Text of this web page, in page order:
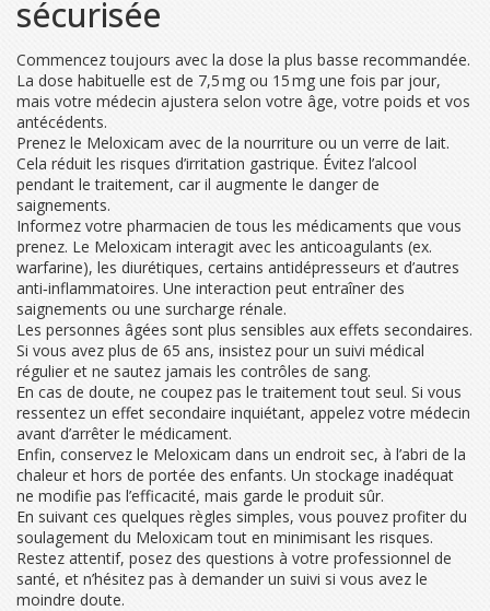
sécurisée
Commencez toujours avec la dose la plus basse recommandée.
La dose habituelle est de 7,5 mg ou 15 mg une fois par jour,
mais votre médecin ajustera selon votre âge, votre poids et vos
antécédents.
Prenez le Meloxicam avec de la nourriture ou un verre de lait.
Cela réduit les risques d’irritation gastrique. Évitez l’alcool
pendant le traitement, car il augmente le danger de
saignements.
Informez votre pharmacien de tous les médicaments que vous
prenez. Le Meloxicam interagit avec les anticoagulants (ex.
warfarine), les diurétiques, certains antidépresseurs et d’autres
anti‑inflammatoires. Une interaction peut entraîner des
saignements ou une surcharge rénale.
Les personnes âgées sont plus sensibles aux effets secondaires.
Si vous avez plus de 65 ans, insistez pour un suivi médical
régulier et ne sautez jamais les contrôles de sang.
En cas de doute, ne coupez pas le traitement tout seul. Si vous
ressentez un effet secondaire inquiétant, appelez votre médecin
avant d’arrêter le médicament.
Enfin, conservez le Meloxicam dans un endroit sec, à l’abri de la
chaleur et hors de portée des enfants. Un stockage inadéquat
ne modifie pas l’efficacité, mais garde le produit sûr.
En suivant ces quelques règles simples, vous pouvez profiter du
soulagement du Meloxicam tout en minimisant les risques.
Restez attentif, posez des questions à votre professionnel de
santé, et n’hésitez pas à demander un suivi si vous avez le
moindre doute.